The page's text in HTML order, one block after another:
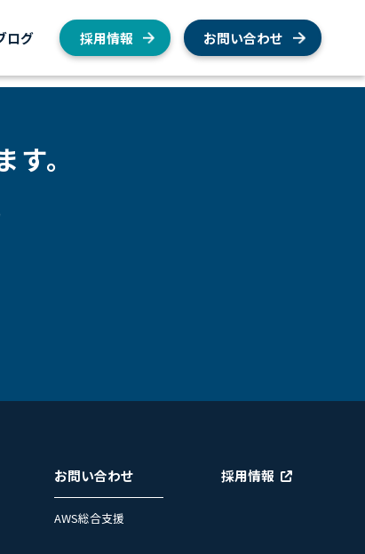
ログ 採用情報 お問い合わせ
。
お問い合わせ
AWS総合支援
採用情報